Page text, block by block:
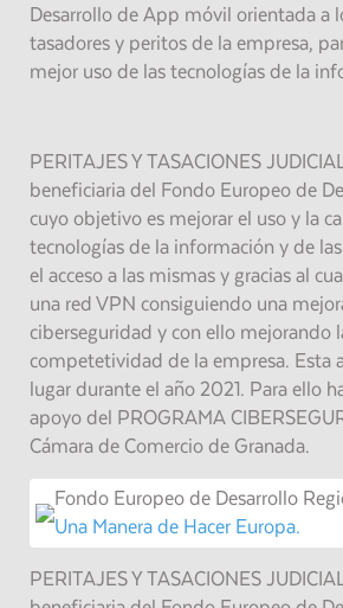
Desarrollo de App móvil orientada a
tasadores y peritos de la empresa,
mejor uso de las tecnologías de la
PERITAJES Y TASACIONES
beneficiaria del Fondo Europeo de
cuyo objetivo es mejorar el uso y la
tecnologías de la información y de
el acceso a las mismas y gracias al
una red VPN consiguiendo una
ciberseguridad y con ello mejorando
competetividad de la empresa. Esta
lugar durante el año 2021. Para ello
apoyo del PROGRAMA
Cámara de Comercio de Granada.
Fondo Europeo de Desarrollo
Una Manera de Hacer Europa.
PERITAJES Y TASACIONES